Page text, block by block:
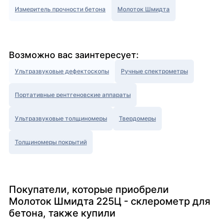
Измеритель прочности бетона Молоток Шмидта
Возможно вас заинтересует:
Ультразвуковые дефектоскопы Ручные спектрометры
Портативные рентгеновские аппараты
Ультразвуковые толщиномеры Твердомеры
Толщиномеры покрытий
Покупатели, которые приобрели
Молоток Шмидта 225Ц - склерометр для
бетона, также купили